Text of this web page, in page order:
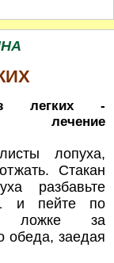
легких -
лечение
лопуха,
Стакан
разбавьте
и пейте по
ложке за
обеда, заедая